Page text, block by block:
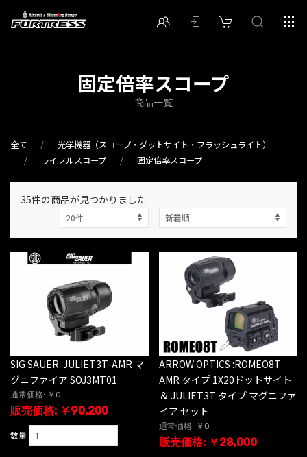
固定倍率スコープ
商品一覧
全て
光学機器（スコープ・ダットサイト・フラッシュライト）
ライフルスコープ
固定倍率スコープ
35件の商品が見つかりました
SIG SAUER: JULIET3T-AMR マ
グニファイア SOJ3MT01
通常価格: ￥0
販売価格: ￥90,200
数量
ARROW OPTICS :ROMEO8T
AMR タイプ 1X20ドットサイト
＆ JULIET3T タイプ マグニファ
イア セット
通常価格: ￥0
販売価格: ￥28,000